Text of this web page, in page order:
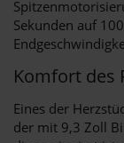
Sekunden auf
Komfort des
Eines der
der mit 9,3 Zoll